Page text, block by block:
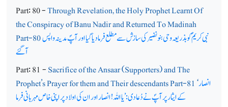
Part: 80 -Through Revelation, the Holy Prophet Learnt Of
the Conspiracy of Banu Nadir and Returned To Madinah
Part-80نبی کریم ؐکو بذریعہ وحی بنونضیر کی سازش سے مطلع فرما دیا گیا اور آپؐ مدینہ واپس
آگئے
Part: 81 -Sacrifice of the Ansaar (Supporters) and The
Prophet’s Prayer for them and Their descendants Part-81 ‘انصار
کے ایثار پر آپؐ نے دُعا دی:’ یا اللہ! انصار اور ان کی اولاد پر اپنی خاص مہربانی فرما